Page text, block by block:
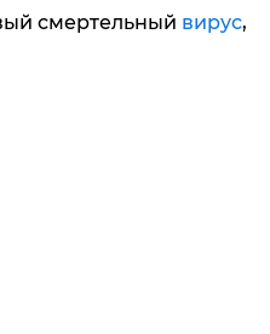
смертельный вирус,